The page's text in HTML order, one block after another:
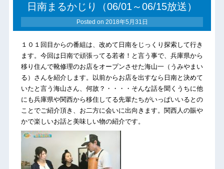
日南まるかじり（06/01～06/15放送）
Posted on 2018年5月31日
１０１回目からの番組は、改めて日南をじっくり探索して行き
ます。今回は日南で頑張ってる若者！と言う事で、兵庫県から
移り住んで靴修理のお店をオープンさせた海山一（うみやまい
る）さんを紹介します。以前からお店を出すなら日南と決めて
いたと言う海山さん、何故？・・・・そんな話を聞くうちに他
にも兵庫県や関西から移住してる先輩たちがいっぱいいるとの
ことでご紹介頂き、お二方に会いに出向きます。関西人の賑や
かで楽しいお話と美味しい物の紹介です。